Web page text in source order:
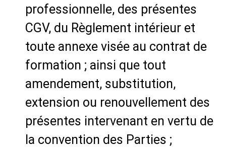
professionnelle, des présentes
CGV, du Règlement intérieur et
toute annexe visée au contrat de
formation ; ainsi que tout
amendement, substitution,
extension ou renouvellement des
présentes intervenant en vertu de
la convention des Parties ;